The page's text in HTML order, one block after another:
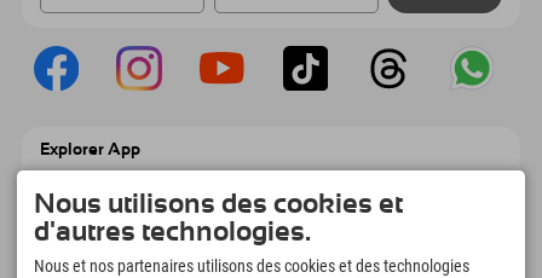
Explorer App
Explorer à emporter avec aperçu de vos
réservations, liste de choses à faire, aperçu
des restaurants et bien plus encore.
Téléchargez-le maintenant !
Nous utilisons des cookies et
d'autres technologies.
Nous et nos partenaires utilisons des cookies et des technologies